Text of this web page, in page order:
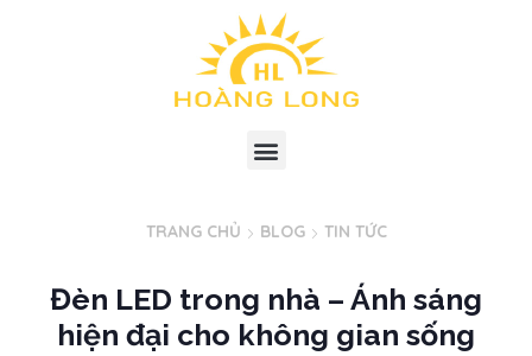
TRANG CHỦ BLOG TIN TỨC
Đèn LED trong nhà – Ánh sáng
hiện đại cho không gian sống